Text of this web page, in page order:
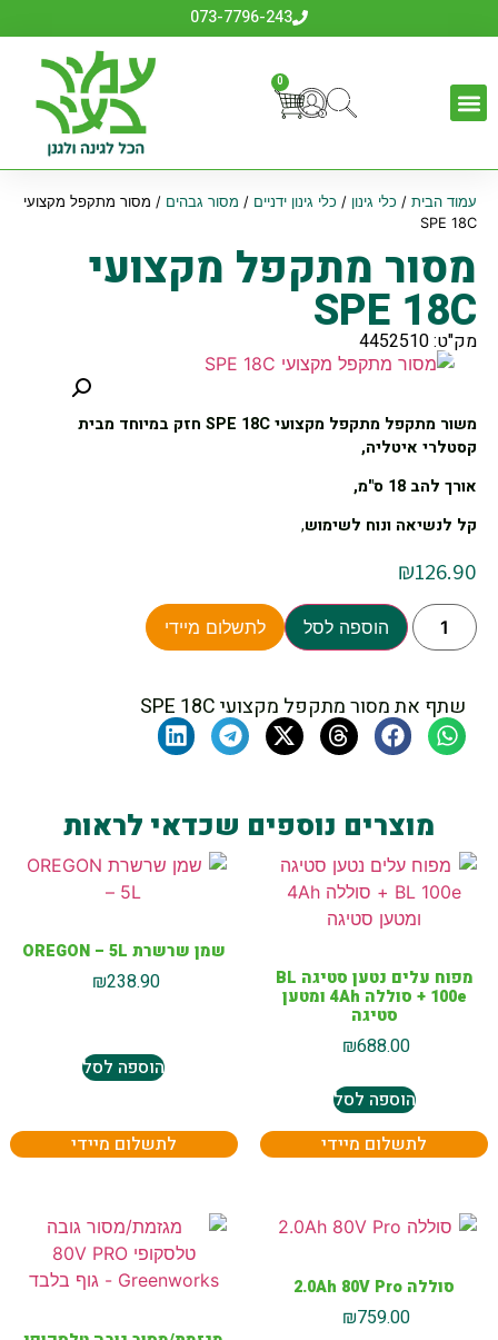
073-7796-243
0
עמוד הבית/ כלי גינון / כלי גינון ידניים / מסור גבהים / מסור מתקפל מקצועי
SPE 18C
מסור מתקפל מקצועי
SPE 18C
מק"ט: 4452510
משור מתקפל מתקפל מקצועי SPE 18C חזק במיוחד מבית
קסטלרי איטליה,
אורך להב 18 ס"מ,
קל לנשיאה ונוח לשימוש,
₪126.90
הוספה לסל לתשלום מיידי
שתף את מסור מתקפל מקצועי SPE 18C
מוצרים נוספים שכדאי לראות
מפוח עלים נטען סטיגה BL
100e + סוללה 4Ah ומטען
סטיגה
₪688.00
הוספה לסל
לתשלום מיידי
שמן שרשרת OREGON – 5L
₪238.90
הוספה לסל
לתשלום מיידי
סוללה 2.0Ah 80V Pro
₪759.00